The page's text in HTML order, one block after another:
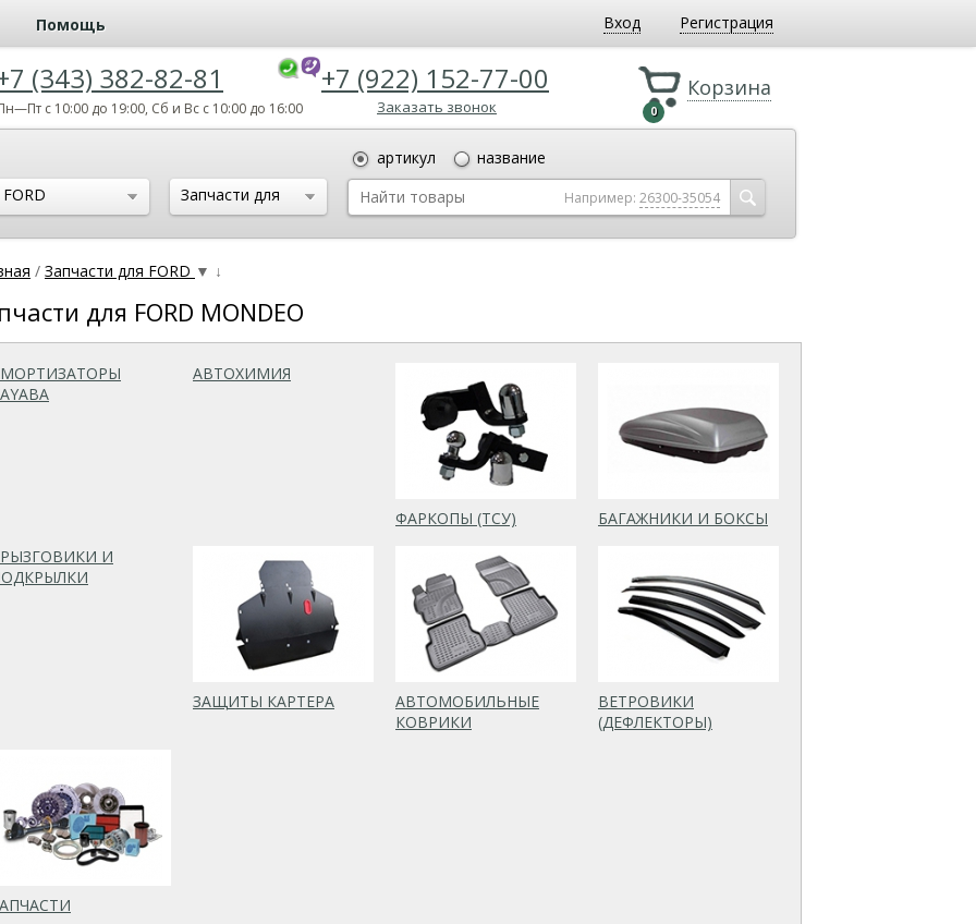
Помощь Вход Регистрация
Корзина
0
(343) 382-82-81 +7 (922) 152-77-00
с 10:00 до 19:00, Сб и Вс с 10:00 до 16:00 Заказать звонок
FORD
Запчасти для
FORD MONDEO
артикул название
Например: 26300-35054
/ Запчасти для FORD ▼ ↓
для FORD MONDEO
АВТОХИМИЯ
ФАРКОПЫ (ТСУ)
БАГАЖНИКИ И БОКСЫ
И
ЗАЩИТЫ КАРТЕРА
АВТОМОБИЛЬНЫЕ
КОВРИКИ
ВЕТРОВИКИ
(ДЕФЛЕКТОРЫ)